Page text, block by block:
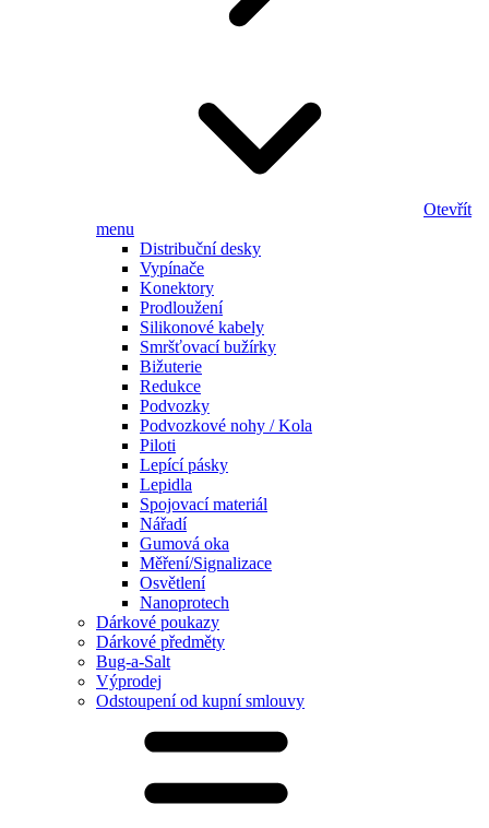
Otevřít
menu
Distribuční desky
Vypínače
Konektory
Prodloužení
Silikonové kabely
Smršťovací bužírky
Bižuterie
Redukce
Podvozky
Podvozkové nohy / Kola
Piloti
Lepící pásky
Lepidla
Spojovací materiál
Nářadí
Gumová oka
Měření/Signalizace
Osvětlení
Nanoprotech
Dárkové poukazy
Dárkové předměty
Bug-a-Salt
Výprodej
Odstoupení od kupní smlouvy